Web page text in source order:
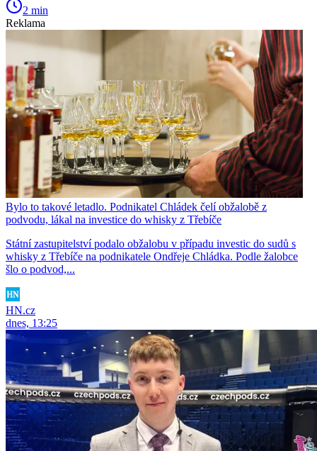
2 min
Reklama
Bylo to takové letadlo. Podnikatel Chládek čelí obžalobě z
podvodu, lákal na investice do whisky z Třebíče
Státní zastupitelství podalo obžalobu v případu investic do sudů s
whisky z Třebíče na podnikatele Ondřeje Chládka. Podle žalobce
šlo o podvod,...
HN.cz
dnes, 13:25